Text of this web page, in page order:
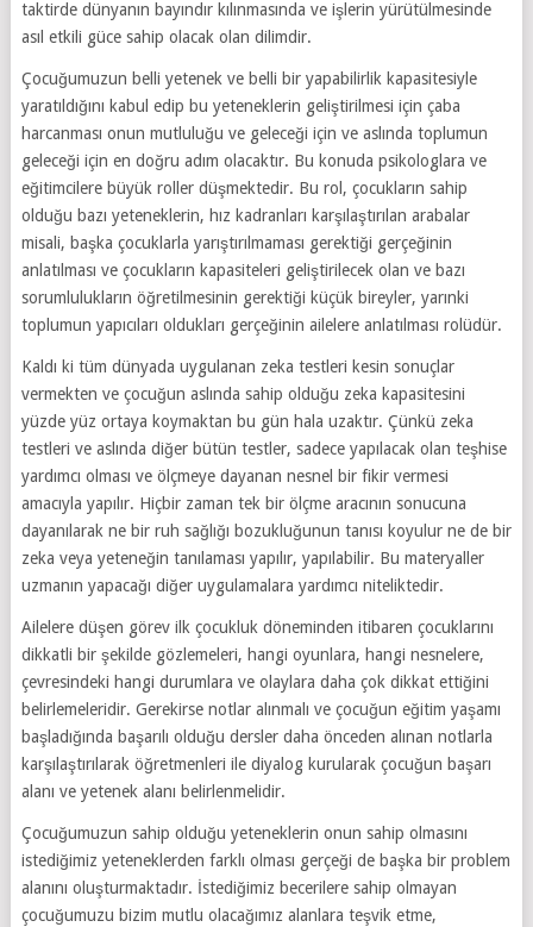
taktirde dünyanın bayındır kılınmasında ve işlerin yürütülmesinde
asıl etkili güce sahip olacak olan dilimdir.
Çocuğumuzun belli yetenek ve belli bir yapabilirlik kapasitesiyle
yaratıldığını kabul edip bu yeteneklerin geliştirilmesi için çaba
harcanması onun mutluluğu ve geleceği için ve aslında toplumun
geleceği için en doğru adım olacaktır. Bu konuda psikologlara ve
eğitimcilere büyük roller düşmektedir. Bu rol, çocukların sahip
olduğu bazı yeteneklerin, hız kadranları karşılaştırılan arabalar
misali, başka çocuklarla yarıştırılmaması gerektiği gerçeğinin
anlatılması ve çocukların kapasiteleri geliştirilecek olan ve bazı
sorumlulukların öğretilmesinin gerektiği küçük bireyler, yarınki
toplumun yapıcıları oldukları gerçeğinin ailelere anlatılması rolüdür.
Kaldı ki tüm dünyada uygulanan zeka testleri kesin sonuçlar
vermekten ve çocuğun aslında sahip olduğu zeka kapasitesini
yüzde yüz ortaya koymaktan bu gün hala uzaktır. Çünkü zeka
testleri ve aslında diğer bütün testler, sadece yapılacak olan teşhise
yardımcı olması ve ölçmeye dayanan nesnel bir fikir vermesi
amacıyla yapılır. Hiçbir zaman tek bir ölçme aracının sonucuna
dayanılarak ne bir ruh sağlığı bozukluğunun tanısı koyulur ne de bir
zeka veya yeteneğin tanılaması yapılır, yapılabilir. Bu materyaller
uzmanın yapacağı diğer uygulamalara yardımcı niteliktedir.
Ailelere düşen görev ilk çocukluk döneminden itibaren çocuklarını
dikkatli bir şekilde gözlemeleri, hangi oyunlara, hangi nesnelere,
çevresindeki hangi durumlara ve olaylara daha çok dikkat ettiğini
belirlemeleridir. Gerekirse notlar alınmalı ve çocuğun eğitim yaşamı
başladığında başarılı olduğu dersler daha önceden alınan notlarla
karşılaştırılarak öğretmenleri ile diyalog kurularak çocuğun başarı
alanı ve yetenek alanı belirlenmelidir.
Çocuğumuzun sahip olduğu yeteneklerin onun sahip olmasını
istediğimiz yeteneklerden farklı olması gerçeği de başka bir problem
alanını oluşturmaktadır. İstediğimiz becerilere sahip olmayan
çocuğumuzu bizim mutlu olacağımız alanlara teşvik etme,